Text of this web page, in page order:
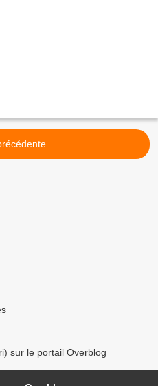
sur le portail Overblog